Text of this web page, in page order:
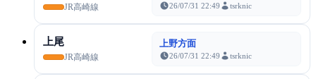
JR高崎線 26/07/31 22:49 tsrknic
上尾
JR高崎線
上野方面
26/07/31 22:49 tsrknic